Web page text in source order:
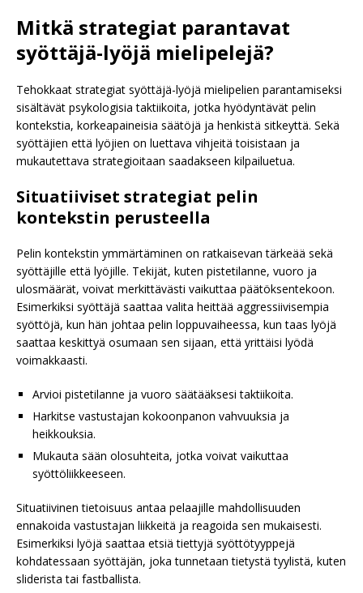
Mitkä strategiat parantavat
syöttäjä-lyöjä mielipelejä?
Tehokkaat strategiat syöttäjä-lyöjä mielipelien parantamiseksi
sisältävät psykologisia taktiikoita, jotka hyödyntävät pelin
kontekstia, korkeapaineisia säätöjä ja henkistä sitkeyttä. Sekä
syöttäjien että lyöjien on luettava vihjeitä toisistaan ja
mukautettava strategioitaan saadakseen kilpailuetua.
Situatiiviset strategiat pelin
kontekstin perusteella
Pelin kontekstin ymmärtäminen on ratkaisevan tärkeää sekä
syöttäjille että lyöjille. Tekijät, kuten pistetilanne, vuoro ja
ulosmäärät, voivat merkittävästi vaikuttaa päätöksentekoon.
Esimerkiksi syöttäjä saattaa valita heittää aggressiivisempia
syöttöjä, kun hän johtaa pelin loppuvaiheessa, kun taas lyöjä
saattaa keskittyä osumaan sen sijaan, että yrittäisi lyödä
voimakkaasti.
Arvioi pistetilanne ja vuoro säätääksesi taktiikoita.
Harkitse vastustajan kokoonpanon vahvuuksia ja
heikkouksia.
Mukauta sään olosuhteita, jotka voivat vaikuttaa
syöttöliikkeeseen.
Situatiivinen tietoisuus antaa pelaajille mahdollisuuden
ennakoida vastustajan liikkeitä ja reagoida sen mukaisesti.
Esimerkiksi lyöjä saattaa etsiä tiettyjä syöttötyyppejä
kohdatessaan syöttäjän, joka tunnetaan tietystä tyylistä, kuten
sliderista tai fastballista.